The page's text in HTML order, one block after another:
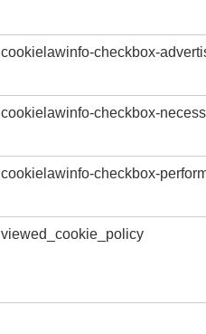
cookielawinfo-checkbox-
cookielawinfo-checkbox-
cookielawinfo-checkbox-
viewed_cookie_policy